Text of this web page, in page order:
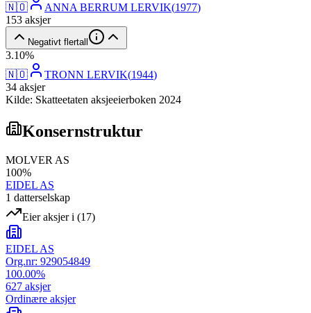
🇳🇴
ANNA BERRUM LERVIK(1977)
153 aksjer
Negativt flertall
3.10%
🇳🇴
TRONN LERVIK(1944)
34 aksjer
Kilde: Skatteetaten aksjeeierboken 2024
Konsernstruktur
MOLVER AS
100%
EIDEL AS
1 datterselskap
Eier aksjer i (17)
EIDEL AS
Org.nr: 929054849
100.00%
627 aksjer
Ordinære aksjer